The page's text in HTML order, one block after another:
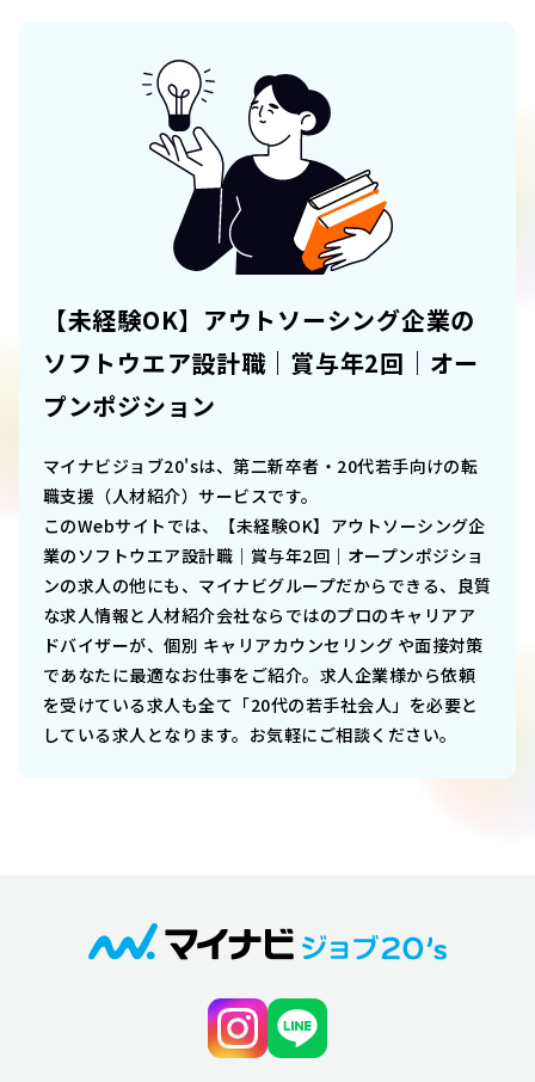
【未経験OK】アウトソーシング企業の
ソフトウエア設計職｜賞与年2回｜オー
プンポジション
マイナビジョブ20'sは、第二新卒者・20代若手向けの転
職支援（人材紹介）サービスです。
このWebサイトでは、
【未経験OK】アウトソーシング企
業のソフトウエア設計職｜賞与年2回｜オープンポジショ
ンの求人の他にも、マイナビグループだからできる、良質
な求人情報と人材紹介会社ならではのプロのキャリアア
ドバイザーが、個別 キャリアカウンセリング や面接対策
であなたに最適なお仕事をご紹介。求人企業様から依頼
を受けている求人も全て「20代の若手社会人」を必要と
している求人となります。お気軽にご相談ください。